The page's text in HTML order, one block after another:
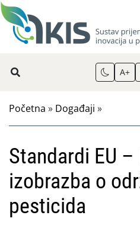
A+
Početna » Događaji »
Standardi EU
izobrazba o
pesticida